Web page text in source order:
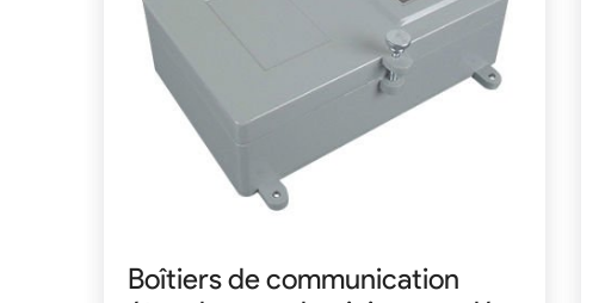
Boîtiers de communication